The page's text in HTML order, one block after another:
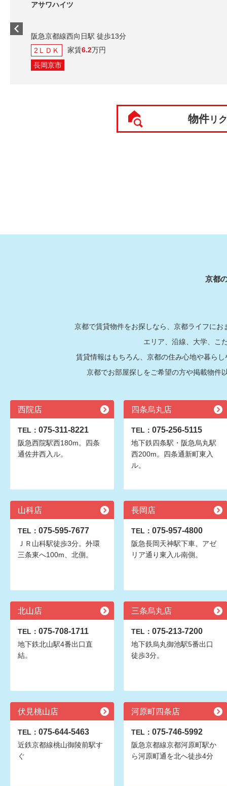
アサワハイツ
阪急京都線西向日駅 徒歩13分
2ＬＤＫ
家賃6.2万円
長岡京市
物件リ
京都
京都で賃貸物件をお探しなら、京都ライフに
エリア、沿線、大学、こ
賃貸情報はもちろん、京都の住み心地や暮ら
京都でお部屋探しをご希望の方や掲載物件
西院店
TEL： 075-311-8221
阪急西院駅西180m。四条
通佐井西入ル。
四条烏丸店
TEL： 075-256-5115
地下鉄四条駅・阪急烏丸駅
西200m。四条通新町東入
ル。
山科店
TEL： 075-595-7677
ＪＲ山科駅徒歩3分。外環
三条東へ100m、北側。
長岡店
TEL： 075-957-4800
阪急長岡天神駅下車、アゼ
リア通り東入ル南側。
北山店
TEL： 075-708-1711
地下鉄北山駅4番出口直
結。
三条烏丸店
TEL： 075-213-7200
地下鉄烏丸御池駅5番出口
徒歩3分。
伏見桃山店
TEL： 075-644-5463
近鉄京都線桃山御陵前駅す
ぐ
河原町四条店
TEL： 075-746-5992
阪急京都線京都河原町駅か
ら河原町通を北へ徒歩4分